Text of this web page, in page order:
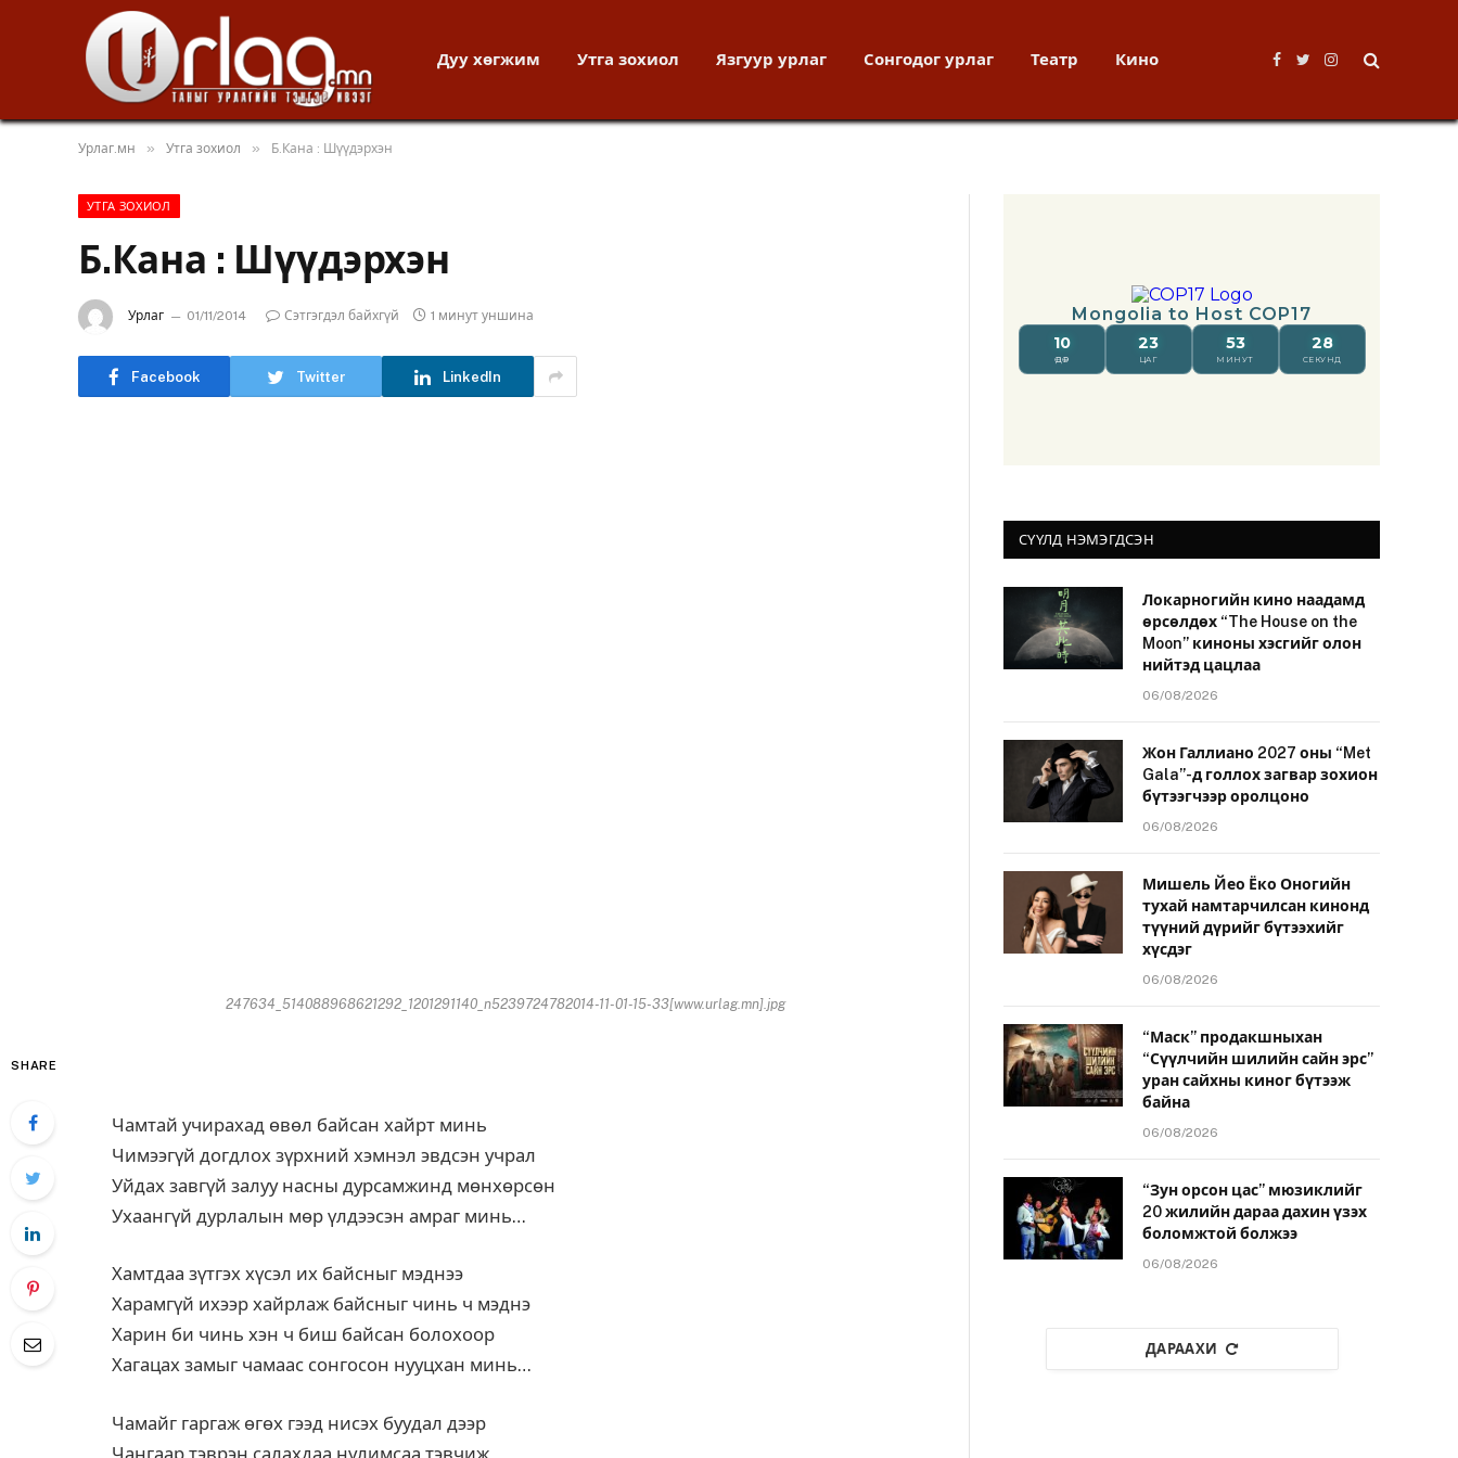
Дуу хөгжим Утга зохиол Язгуур урлаг Сонгодог урлаг Театр Кино
Facebook
TwitterInstagram
Урлаг.мн » Утга зохиол » Б.Кана : Шүүдэрхэн
УТГА ЗОХИОЛ
Б.Кана : Шүүдэрхэн
Урлаг 01/11/2014 Сэтгэгдэл байхгүй 1 минут уншина
Facebook Twitter LinkedIn
247634_514088968621292_1201291140_n5239724782014-11-01-15-33[www.urlag.mn].jpg
SHARE
Чамтай учирахад өвөл байсан хайрт минь
Чимээгүй догдлох зүрхний хэмнэл эвдсэн учрал
Уйдах завгүй залуу насны дурсамжинд мөнхөрсөн
Ухаангүй дурлалын мөр үлдээсэн амраг минь…
Хамтдаа зүтгэх хүсэл их байсныг мэднээ
Харамгүй ихээр хайрлаж байсныг чинь ч мэднэ
Харин би чинь хэн ч биш байсан болохоор
Хагацах замыг чамаас сонгосон нууцхан минь…
Чамайг гаргаж өгөх гээд нисэх буудал дээр
Чангаар тэврэн салахдаа нулимсаа тэвчиж
СҮҮЛД НЭМЭГДСЭН
Локарногийн кино наадамд
өрсөлдөх “The House on the
Moon” киноны хэсгийг олон
нийтэд цацлаа
06/08/2026
Жон Галлиано 2027 оны “Met
Gala”-д голлох загвар зохион
бүтээгчээр оролцоно
06/08/2026
Мишель Йео Ёко Оногийн
тухай намтарчилсан кинонд
түүний дүрийг бүтээхийг
хүсдэг
06/08/2026
“Маск” продакшныхан
“Сүүлчийн шилийн сайн эрс”
уран сайхны киног бүтээж
байна
06/08/2026
“Зун орсон цас” мюзиклийг
20 жилийн дараа дахин үзэх
боломжтой болжээ
06/08/2026
ДАРААХИ